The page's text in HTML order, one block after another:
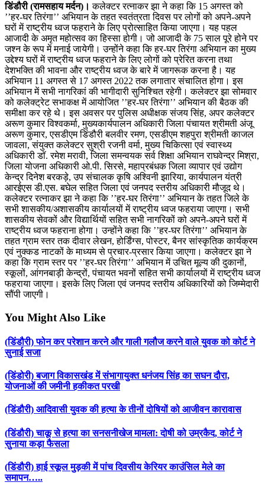
डिंडौरी (रामसहाय मर्दन)। कलेक्टर रत्नाकर झा ने कहा कि 15 अगस्त को
’’हर-घर तिरंगा’’ अभियान के तहत स्वतंत्रता दिवस पर लोगों को अपने-अपने
घरों में राष्ट्रीय ध्वज फहराने के लिए प्रोत्साहित किया जाएगा। यह पहल
आजादी के अमृत महोत्सव का हिस्सा होगी। जो आजादी के 75 साल पूरे होने पर
जश्न के रूप में मनाई जायेगी। उन्होंने कहा कि हर-घर तिरंगा अभियान का मुख्य
उद्देश्य घरों में राष्ट्रीय ध्वज फहराने के लिए लोगों को प्रेरित करना तथा
देशभक्ति की भावना और राष्ट्रीय ध्वज के बारे में जागरूक करना है। यह
अभियान 11 अगस्त से 17 अगस्त 2022 तक लगातार संचालित होगा। इस
अभियान में सभी नागरिकां की भागीदारी सुनिश्चित रहेगी। कलेक्टर झा सोमवार
को कलेक्ट्रेट सभाकक्ष में आयोजित ’’हर-घर तिरंगा’’ अभियान की बैठक की
समीक्षा कर रहे थे। इस अवसर पर पुलिस अधीक्षक संजय सिंह, अपर कलेक्टर
अरूण कुमार विश्वकर्मा, मुख्यकार्यपालन अधिकारी जिला पंचायत श्रीमती अंजू
अरूण कुमार, एसडीएम डिंडौरी बलवीर रमण, एसडीएम शहपुरा श्रीमती काजल
जावला, संयुक्त कलेक्टर सुश्री रजनी वर्मा, मुख्य चिकित्सा एवं स्वास्थ्य
अधिकारी डॉ. रमेश मरावी, जिला समन्वयक सर्व शिक्षा अभियान राघवेन्द्र मिश्रा,
जिला योजना अधिकारी ओ.पी. सिरसे, महाप्रबंधक जिला व्यापार एवं उद्योग
केन्द्र दिनेश बरकड़े, उप संचालक कृषि अश्विनी झारिया, कार्यपालन यंत्री
आरईएस डी.एस. बघेल सहित जिला एवं जनपद स्तरीय अधिकारी मौजूद थे।
कलेक्टर रत्नाकर झा ने कहा कि ’’हर-घर तिरंगा’’ अभियान के तहत जिले के
सभी शासकीय/अशासकीय कार्यालयों में राष्ट्रीय ध्वज फहराया जाएगा। सभी
शासकीय सेवकों और विद्यार्थियों सहित सभी नागरिकों को अपने-अपने घरों में
राष्ट्रीय ध्वज फहराना होगा। उन्होंने कहा कि ’’हर-घर तिरंगा’’ अभियान के
तहत ग्राम स्तर तक दीवार लेखन, होर्डिंग्स, पोस्टर, बैनर सांस्कृतिक कार्यक्रम
एवं नुक्कड नाटकों के माध्यम से प्रचार-प्रसार किया जाएगा। कलेक्टर झा ने
कहा कि ग्राम स्तर पर ’’हर-घर तिरंगा’’ अभियान में उचित मूल्य की दुकानों,
स्कूलों, आंगनबाड़ी केन्द्रों, पंचायत भवनों सहित सभी कार्यालयों में राष्ट्रीय ध्वज
फहराया जाएगा। इसके लिए जिला एवं जनपद स्तरीय अधिकारियों को जिम्मेदारी
सौंपी जाएगी।
You Might Also Like
(डिंडौरी) फोन कर परेशान करने और गाली गलौज करने वाले युवक को कोर्ट ने
सुनाई सजा
(डिंडोरी) बजाग विकासखंड में संभागायुक्त धनंजय सिंह का सघन दौरा,
योजनाओं की जमीनी हकीकत परखी
(डिंडौरी) आदिवासी युवक की हत्या के तीनों दोषियों को आजीवन कारावास
(डिंडौरी) चाकू से हत्या का सनसनीखेज मामला: दोषी को उम्रकैद, कोर्ट ने
सुनाया कड़ा फैसला
(डिंडौरी) हाई स्कूल मुड़की में पांच दिवसीय केरियर काउंसिल मेले का
समापन…..